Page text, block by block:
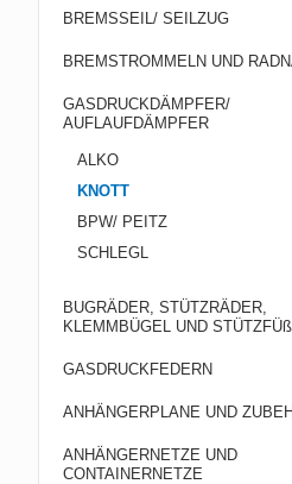
BREMSSEIL/ SEILZUG
BREMSTROMMELN UND
GASDRUCKDÄMPFER/
AUFLAUFDÄMPFER
ALKO
KNOTT
BPW/ PEITZ
SCHLEGL
BUGRÄDER, STÜTZRÄDER,
KLEMMBÜGEL UND
GASDRUCKFEDERN
ANHÄNGERPLANE UND
ANHÄNGERNETZE UND
CONTAINERNETZE